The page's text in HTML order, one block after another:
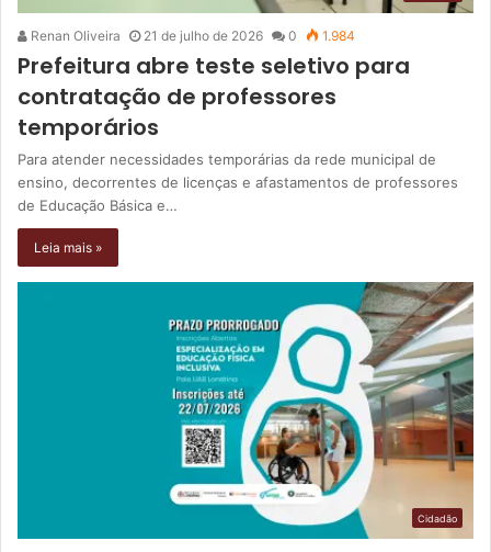
Renan Oliveira 21 de julho de 2026 0 1.984
Prefeitura abre teste seletivo para
contratação de professores
temporários
Para atender necessidades temporárias da rede municipal de
ensino, decorrentes de licenças e afastamentos de professores
de Educação Básica e…
Leia mais »
Cidadão